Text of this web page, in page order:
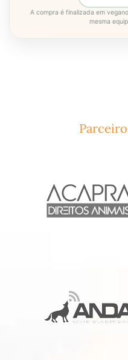
A compra é finalizada em
mesma